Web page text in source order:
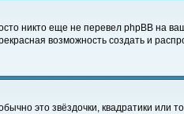
никто еще не перевел phpBB на
возможность создать и
это звёздочки, квадратики или